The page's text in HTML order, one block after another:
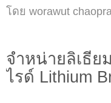
โดย worawut
จำหน่ายลิเธี
ไรด์ Lithium